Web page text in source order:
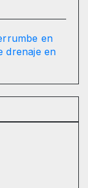
en
drenaje en